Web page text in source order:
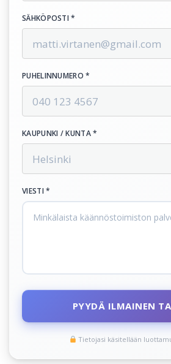
SÄHKÖPOSTI *
PUHELINNUMERO *
KAUPUNKI / KUNTA *
VIESTI *
PYYDÄ ILMAINEN
Tietojasi käsitellään